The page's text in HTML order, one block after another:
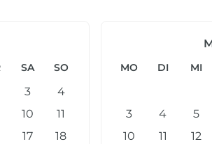
SA SO
3
4
10
11
17
18
MO DI MI
3
4 5
10
11 12